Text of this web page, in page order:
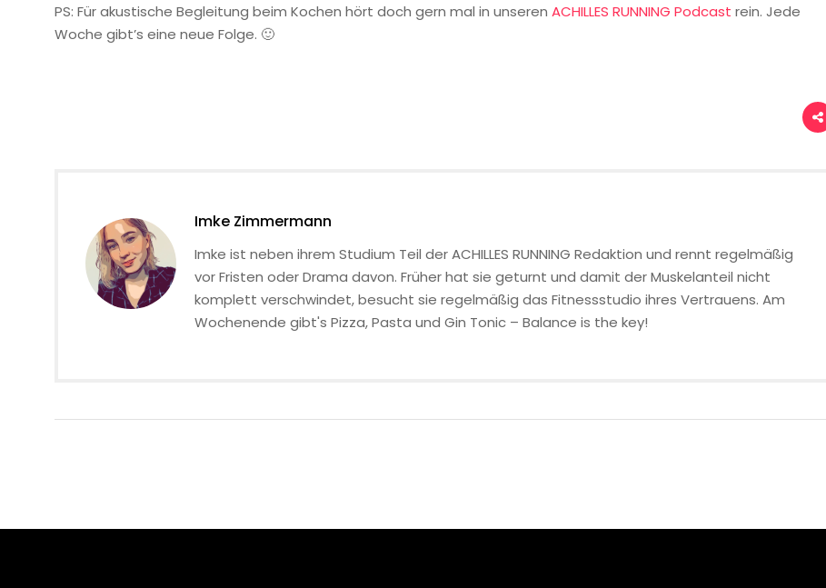
PS: Für akustische Begleitung beim Kochen hört doch gern mal in unseren ACHILLES RUNNING Podcast rein. Jede
Woche gibt’s eine neue Folge. 🙂
Imke Zimmermann
Imke ist neben ihrem Studium Teil der ACHILLES RUNNING Redaktion und rennt regelmäßig
vor Fristen oder Drama davon. Früher hat sie geturnt und damit der Muskelanteil nicht
komplett verschwindet, besucht sie regelmäßig das Fitnessstudio ihres Vertrauens. Am
Wochenende gibt's Pizza, Pasta und Gin Tonic – Balance is the key!